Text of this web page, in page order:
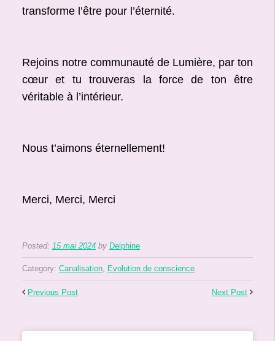
transforme l’être pour l’éternité.
Rejoins notre communauté de Lumière, par ton
cœur et tu trouveras la force de ton être
véritable à l’intérieur.
Nous t’aimons éternellement!
Merci, Merci, Merci
Posted: 15 mai 2024 by Delphine
Category: Canalisation, Evolution de conscience
Previous Post Next Post